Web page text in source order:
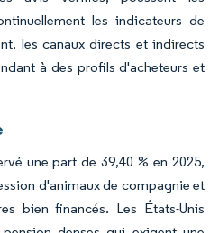
les indicateurs de
les canaux directs et indirects
à des profils d'acheteurs et
une part de 39,40 % en 2025,
d'animaux de compagnie et
bien financés. Les États-Unis